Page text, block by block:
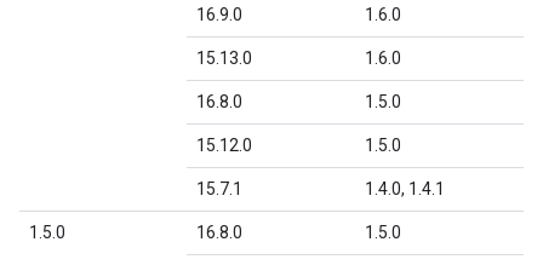
16.9.0 1.6.0
15.13.0 1.6.0
16.8.0 1.5.0
15.12.0 1.5.0
15.7.1 1.4.0, 1.4.1
1.5.0 16.8.0 1.5.0